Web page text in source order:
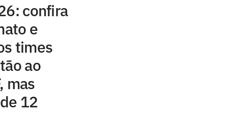
confira
e
times
ao
mas
12